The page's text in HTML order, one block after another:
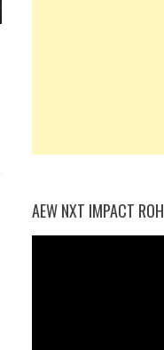
AEW NXT IMPACT ROH